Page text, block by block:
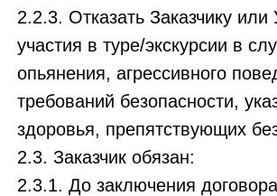
2.2.3. Отказать Заказчику или
участия в туре/экскурсии в
опьянения, агрессивного
требований безопасности,
здоровья, препятствующих
2.3. Заказчик обязан:
2.3.1. До заключения